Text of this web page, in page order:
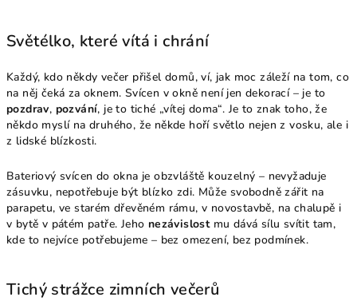
Světélko, které vítá i chrání
Každý, kdo někdy večer přišel domů, ví, jak moc záleží na tom, co
na něj čeká za oknem. Svícen v okně není jen dekorací – je to
pozdrav, pozvání, je to tiché „vítej doma“. Je to znak toho, že
někdo myslí na druhého, že někde hoří světlo nejen z vosku, ale i
z lidské blízkosti.
Bateriový svícen do okna je obzvláště kouzelný – nevyžaduje
zásuvku, nepotřebuje být blízko zdi. Může svobodně zářit na
parapetu, ve starém dřevěném rámu, v novostavbě, na chalupě i
v bytě v pátém patře. Jeho nezávislostmu dává sílu svítit tam,
kde to nejvíce potřebujeme – bez omezení, bez podmínek.
Tichý strážce zimních večerů